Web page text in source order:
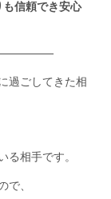
信頼でき安心
過ごしてきた相
る相手です。
で、